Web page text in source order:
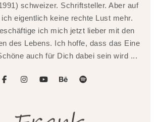
schweizer. Schriftsteller. Aber auf
eigentlich keine rechte Lust mehr.
ich mich jetzt lieber mit den
des Lebens. Ich hoffe, dass das Eine
auch für Dich dabei sein wird ...